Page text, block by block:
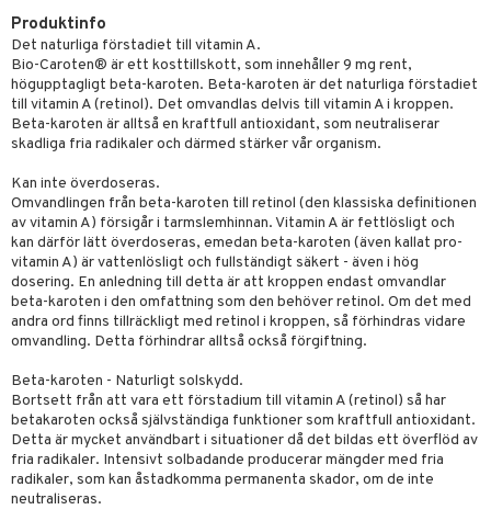
Produktinfo
Det naturliga förstadiet till vitamin A.
Bio-Caroten® är ett kosttillskott, som innehåller 9 mg rent,
högupptagligt beta-karoten. Beta-karoten är det naturliga förstadiet
till vitamin A (retinol). Det omvandlas delvis till vitamin A i kroppen.
Beta-karoten är alltså en kraftfull antioxidant, som neutraliserar
skadliga fria radikaler och därmed stärker vår organism.
Kan inte överdoseras.
Omvandlingen från beta-karoten till retinol (den klassiska definitionen
av vitamin A) försigår i tarmslemhinnan. Vitamin A är fettlösligt och
kan därför lätt överdoseras, emedan beta-karoten (även kallat pro-
vitamin A) är vattenlösligt och fullständigt säkert - även i hög
dosering. En anledning till detta är att kroppen endast omvandlar
beta-karoten i den omfattning som den behöver retinol. Om det med
andra ord finns tillräckligt med retinol i kroppen, så förhindras vidare
omvandling. Detta förhindrar alltså också förgiftning.
Beta-karoten - Naturligt solskydd.
Bortsett från att vara ett förstadium till vitamin A (retinol) så har
betakaroten också självständiga funktioner som kraftfull antioxidant.
Detta är mycket användbart i situationer då det bildas ett överflöd av
fria radikaler. Intensivt solbadande producerar mängder med fria
radikaler, som kan åstadkomma permanenta skador, om de inte
neutraliseras.
oljor
svar